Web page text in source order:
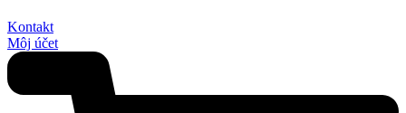
Kontakt
Môj účet